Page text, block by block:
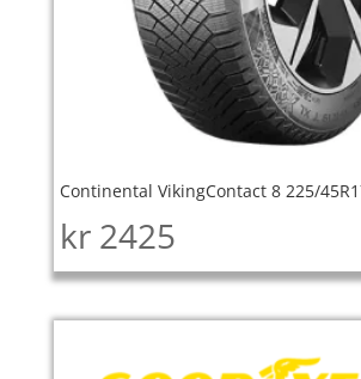
Continental VikingContact 8 225/
kr 2425